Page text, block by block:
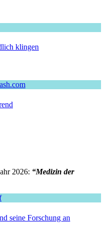
klingen
2026: “Medizin der
seine Forschung an